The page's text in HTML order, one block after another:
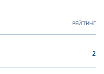
РЕЙТИНГ
2